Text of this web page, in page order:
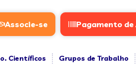
Associe-se Pagamento de
Científicos Grupos de Trabalho